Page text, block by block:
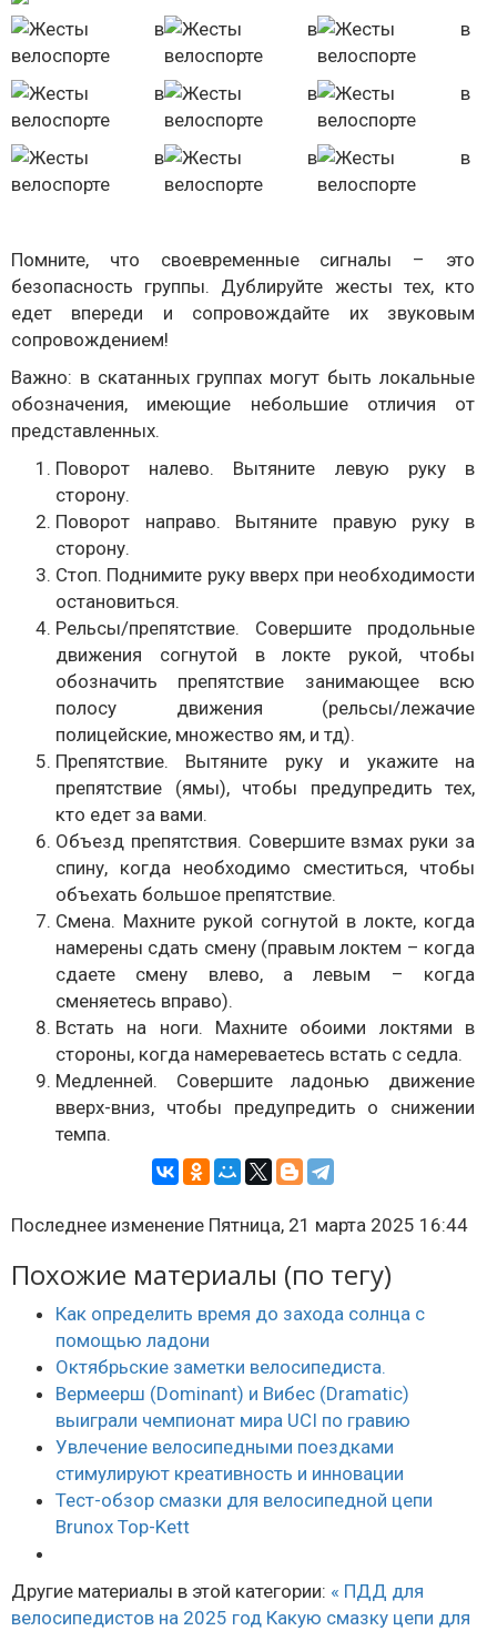
Помните, что своевременные сигналы – это
безопасность группы. Дублируйте жесты тех, кто
едет впереди и сопровождайте их звуковым
сопровождением!
Важно: в скатанных группах могут быть локальные
обозначения, имеющие небольшие отличия от
представленных.
Поворот налево. Вытяните левую руку в
сторону.
Поворот направо. Вытяните правую руку в
сторону.
Cтоп. Поднимите руку вверх при необходимости
остановиться.
Рельсы/препятствие. Совершите продольные
движения согнутой в локте рукой, чтобы
обозначить препятствие занимающее всю
полосу движения (рельсы/лежачие
полицейские, множество ям, и тд).
Препятствие. Вытяните руку и укажите на
препятствие (ямы), чтобы предупредить тех,
кто едет за вами.
Объезд препятствия. Совершите взмах руки за
спину, когда необходимо сместиться, чтобы
объехать большое препятствие.
Смена. Махните рукой согнутой в локте, когда
намерены сдать смену (правым локтем – когда
сдаете смену влево, а левым – когда
сменяетесь вправо).
Встать на ноги. Махните обоими локтями в
стороны, когда намереваетесь встать с седла.
Медленней. Совершите ладонью движение
вверх-вниз, чтобы предупредить о снижении
темпа.
Последнее изменение Пятница, 21 марта 2025 16:44
Похожие материалы (по тегу)
Как определить время до захода солнца с
помощью ладони
Октябрьские заметки велосипедиста.
Вермеерш (Dominant) и Вибес (Dramatic)
выиграли чемпионат мира UCI по гравию
Увлечение велосипедными поездками
стимулируют креативность и инновации
Тест-обзор смазки для велосипедной цепи
Brunox Top-Kett
Другие материалы в этой категории: « ПДД для
велосипедистов на 2025 год Какую смазку цепи для